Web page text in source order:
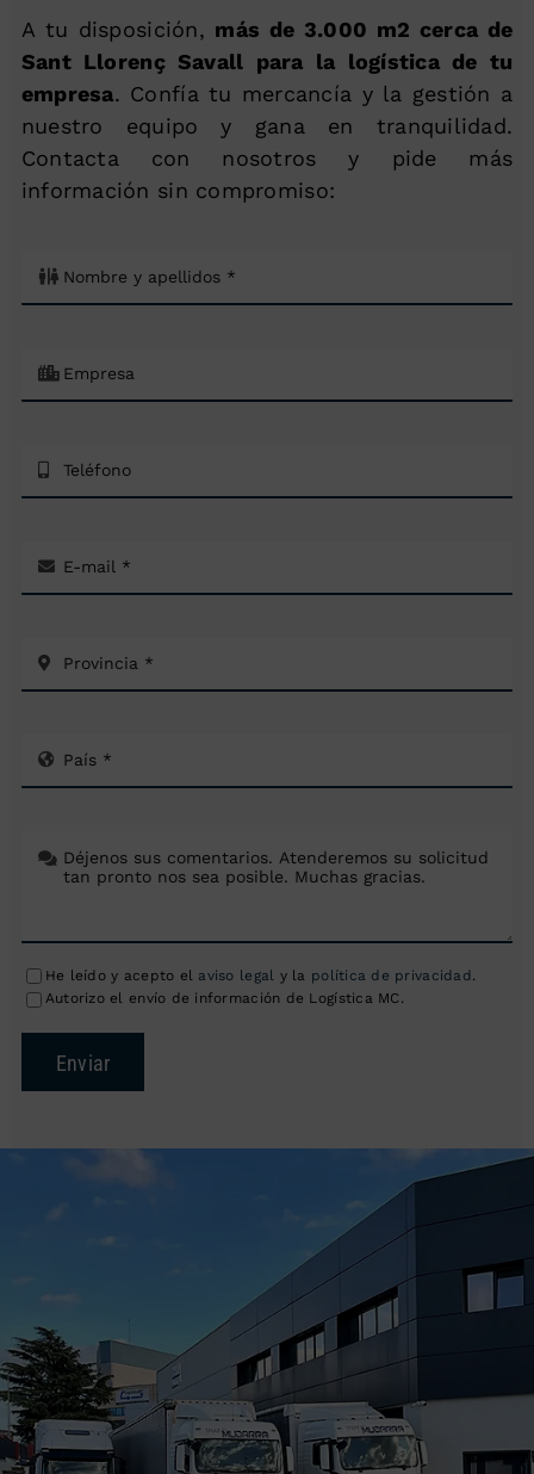
A tu disposición, más de 3.000 m2 cerca de
Sant Llorenç Savall para la logística de tu
empresa. Confía tu mercancía y la gestión a
nuestro equipo y gana en tranquilidad.
Contacta con nosotros y pide más
información sin compromiso:
He leído y acepto el aviso legal y la política de privacidad.
Autorizo el envío de información de Logística MC.
Enviar